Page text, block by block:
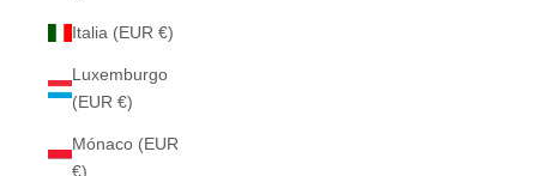
Italia (EUR €)
Luxemburgo
(EUR €)
Mónaco (EUR
€)